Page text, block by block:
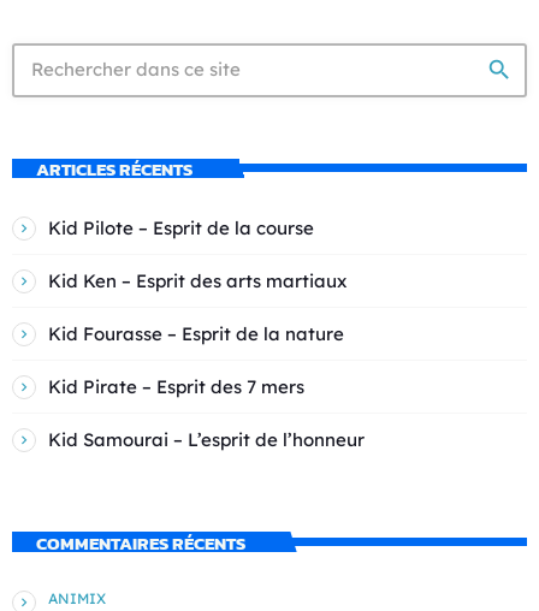
search
ARTICLES RÉCENTS
Kid Pilote – Esprit de la course
Kid Ken – Esprit des arts martiaux
Kid Fourasse – Esprit de la nature
Kid Pirate – Esprit des 7 mers
Kid Samourai – L’esprit de l’honneur
COMMENTAIRES RÉCENTS
ANIMIX